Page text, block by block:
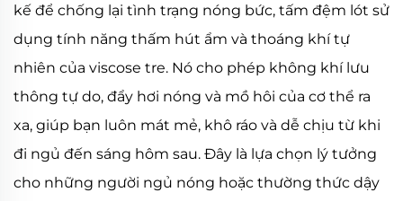
kế để chống lại tình trạng nóng bức, tấm đệm lót sử
dụng tính năng thấm hút ẩm và thoáng khí tự
nhiên của viscose tre. Nó cho phép không khí lưu
thông tự do, đẩy hơi nóng và mồ hôi của cơ thể ra
xa, giúp bạn luôn mát mẻ, khô ráo và dễ chịu từ khi
đi ngủ đến sáng hôm sau. Đây là lựa chọn lý tưởng
cho những người ngủ nóng hoặc thường thức dậy